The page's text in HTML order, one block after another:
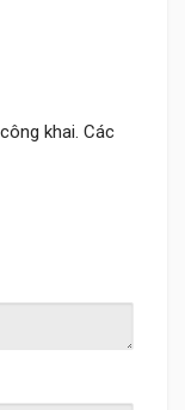
khai. Các